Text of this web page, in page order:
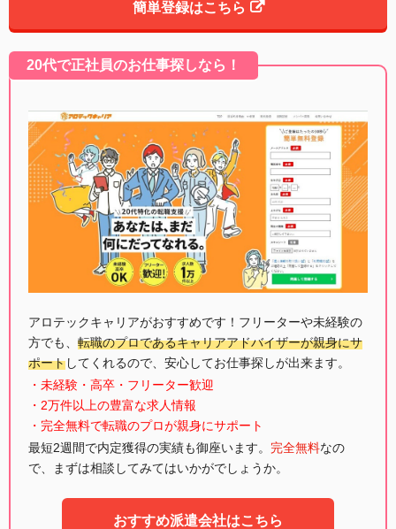
簡単登録はこちら
20代で正社員のお仕事探しなら！
アロテックキャリアがおすすめです！フリーターや未経験の
方でも、 転職のプロであるキャリアアドバイザーが親身にサ
ポートしてくれるので、安心してお仕事探しが出来ます。
・未経験・高卒・フリーター歓迎
・2万件以上の豊富な求人情報
・完全無料で転職のプロが親身にサポート
最短2週間で内定獲得の実績も御座います。 完全無料なの
で、まずは相談してみてはいかがでしょうか。
おすすめ派遣会社はこちら